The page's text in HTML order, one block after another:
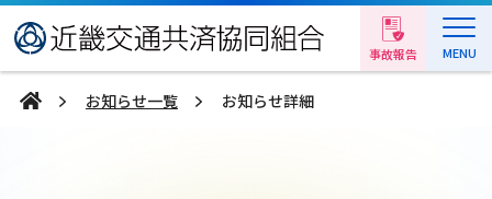
事故報告 MENU
お知らせ一覧 お知らせ詳細